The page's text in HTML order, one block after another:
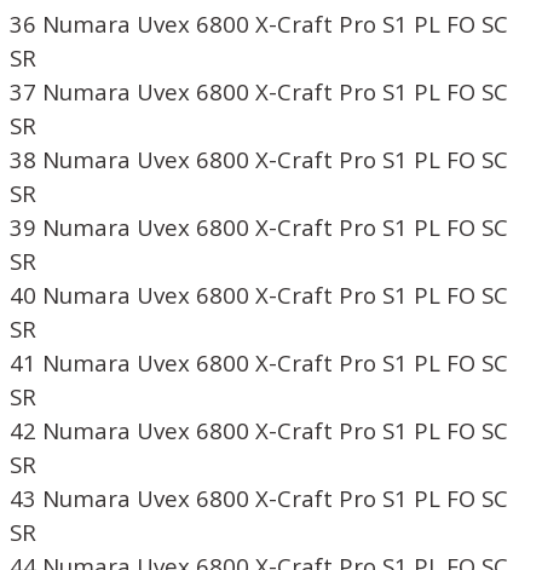
36 Numara Uvex 6800 X-Craft Pro S1 PL FO SC
SR
37 Numara Uvex 6800 X-Craft Pro S1 PL FO SC
SR
38 Numara Uvex 6800 X-Craft Pro S1 PL FO SC
SR
39 Numara Uvex 6800 X-Craft Pro S1 PL FO SC
SR
40 Numara Uvex 6800 X-Craft Pro S1 PL FO SC
SR
41 Numara Uvex 6800 X-Craft Pro S1 PL FO SC
SR
42 Numara Uvex 6800 X-Craft Pro S1 PL FO SC
SR
43 Numara Uvex 6800 X-Craft Pro S1 PL FO SC
SR